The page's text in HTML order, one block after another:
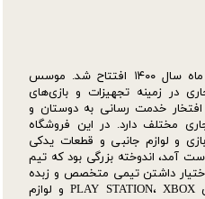
سایت فروشگاه jahanrayan از شهریور ماه سال ۱۴۰۰ افتتاح شد. موسس
سال سابقه تجاری در زمینه تجهیزات و بازی‌های
خدمت رسانی به دوستان و
مختلف دارد. در این فروشگاه
و لوازم جانبی و قطعات یدکی‌
آمد، اندوخته بزرگی بود که تیم
اختیار داشتن تیمی متخصص و زبده
در امور تعمیرات انواع کنسول های بازی PLAY STATION، XBOX و لوازم